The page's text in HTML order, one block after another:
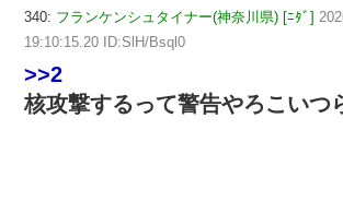
340: フランケンシュタイナー(神奈川県) [ﾆﾀﾞ]
19:10:15.20 ID:SlH/Bsql0
>>2
核攻撃するって警告やろこいつ